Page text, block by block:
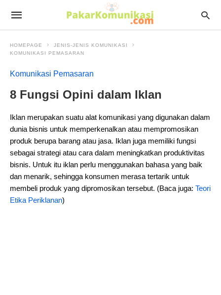
HOMEPAGE
JENIS-JENIS KOMUNIKASI
KOMUNIKASI PEMASARAN
Komunikasi Pemasaran
8 Fungsi Opini dalam Iklan
Iklan merupakan suatu alat komunikasi yang digunakan dalam
dunia bisnis untuk memperkenalkan atau mempromosikan
produk berupa barang atau jasa. Iklan juga memiliki fungsi
sebagai strategi atau cara dalam meningkatkan produktivitas
bisnis. Untuk itu iklan perlu menggunakan bahasa yang baik
dan menarik, sehingga konsumen merasa tertarik untuk
membeli produk yang dipromosikan tersebut. (Baca juga: Teori
Etika Periklanan)